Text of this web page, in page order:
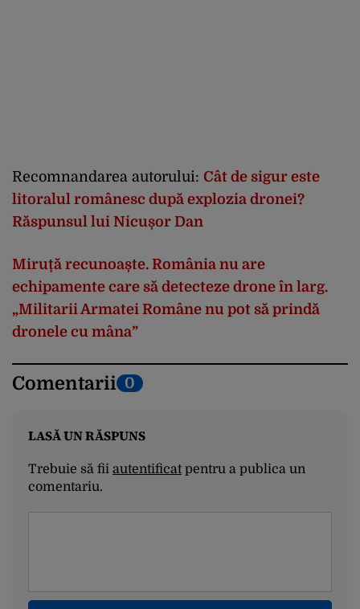
Recomnandarea autorului: Cât de sigur este
litoralul românesc după explozia dronei?
Răspunsul lui Nicușor Dan
Miruță recunoaște. România nu are
echipamente care să detecteze drone în larg.
„Militarii Armatei Române nu pot să prindă
dronele cu mâna”
Comentarii 0
LASĂ UN RĂSPUNS
Trebuie să fii autentificatpentru a publica un
comentariu.